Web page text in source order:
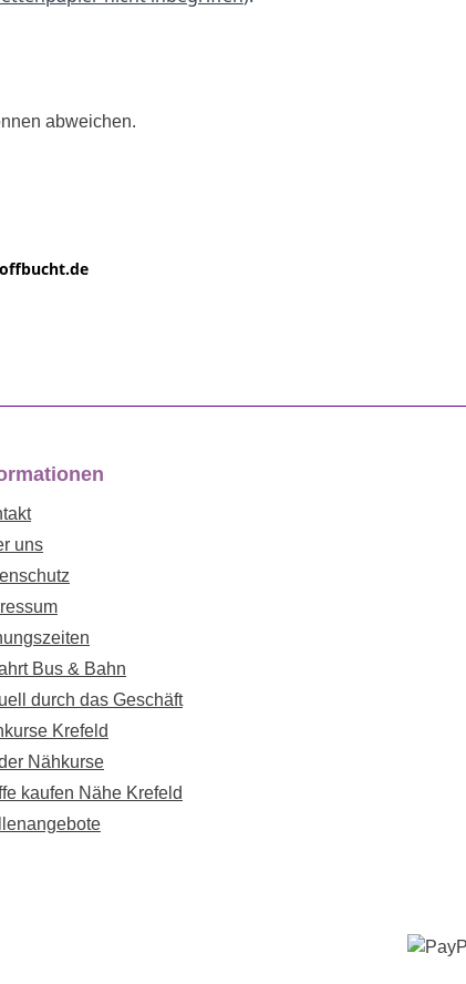
abweichen.
uns
Bus & Bahn
durch das Geschäft
Krefeld
Nähkurse
kaufen Nähe Krefeld